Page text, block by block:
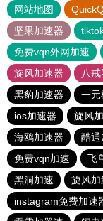
网站地图
坚果加速器
免费vqn外网加速
旋风加速器
八
黑豹加速器
一元
ios加速器
旋风
海鸥加速器
酷通
免费vqn加速
飞
黑洞加速
旋风加
instagram免费加速